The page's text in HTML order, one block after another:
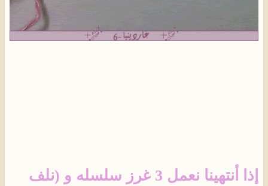
إذا أنتهينا نعمل 3 غرز سلسله و (نلف